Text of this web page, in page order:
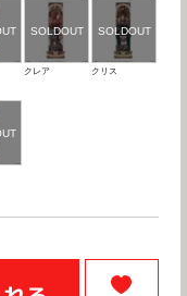
クレア クリス